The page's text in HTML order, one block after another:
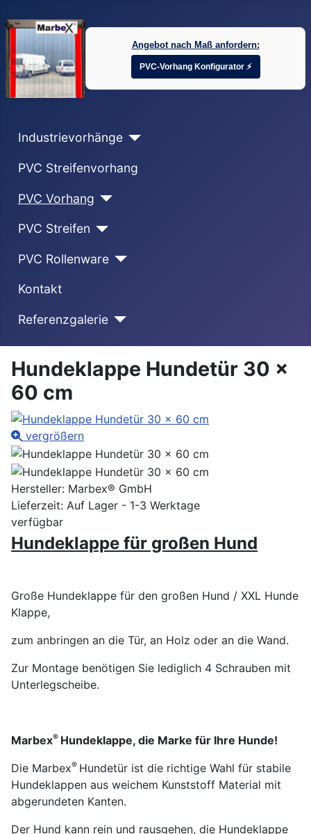
Angebot nach Maß anfordern:
PVC-Vorhang Konfigurator ⚡
Industrievorhänge
PVC Streifenvorhang
PVC Vorhang
PVC Streifen
PVC Rollenware
Kontakt
Referenzgalerie
Hundeklappe Hundetür 30 x
60 cm
vergrößern
Hersteller: Marbex® GmbH
Lieferzeit: Auf Lager - 1-3 Werktage
verfügbar
Hundeklappe für großen Hund
Große Hundeklappe für den großen Hund / XXL Hunde
Klappe,
zum anbringen an die Tür, an Holz oder an die Wand.
Zur Montage benötigen Sie lediglich 4 Schrauben mit
Unterlegscheibe.
Marbex® Hundeklappe, die Marke für Ihre Hunde!
Die Marbex® Hundetür ist die richtige Wahl für stabile
Hundeklappen aus weichem Kunststoff Material mit
abgerundeten Kanten.
Der Hund kann rein und rausgehen, die Hundeklappe